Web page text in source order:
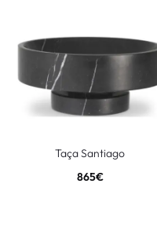
Taça Santiago
865€